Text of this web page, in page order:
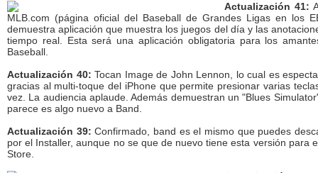
Actualización 41:
MLB.com (página oficial del Baseball de Grandes Ligas en los
demuestra aplicación que muestra los juegos del día y las
tiempo real. Esta será una aplicación obligatoria para los
Baseball.
Actualización 40: Tocan Image de John Lennon, lo cual es
gracias al multi-toque del iPhone que permite presionar varias
vez. La audiencia aplaude. Además demuestran un "Blues
parece es algo nuevo a Band.
Actualización 39: Confirmado, band es el mismo que puedes
por el Installer, aunque no se que de nuevo tiene esta versión para
Store.